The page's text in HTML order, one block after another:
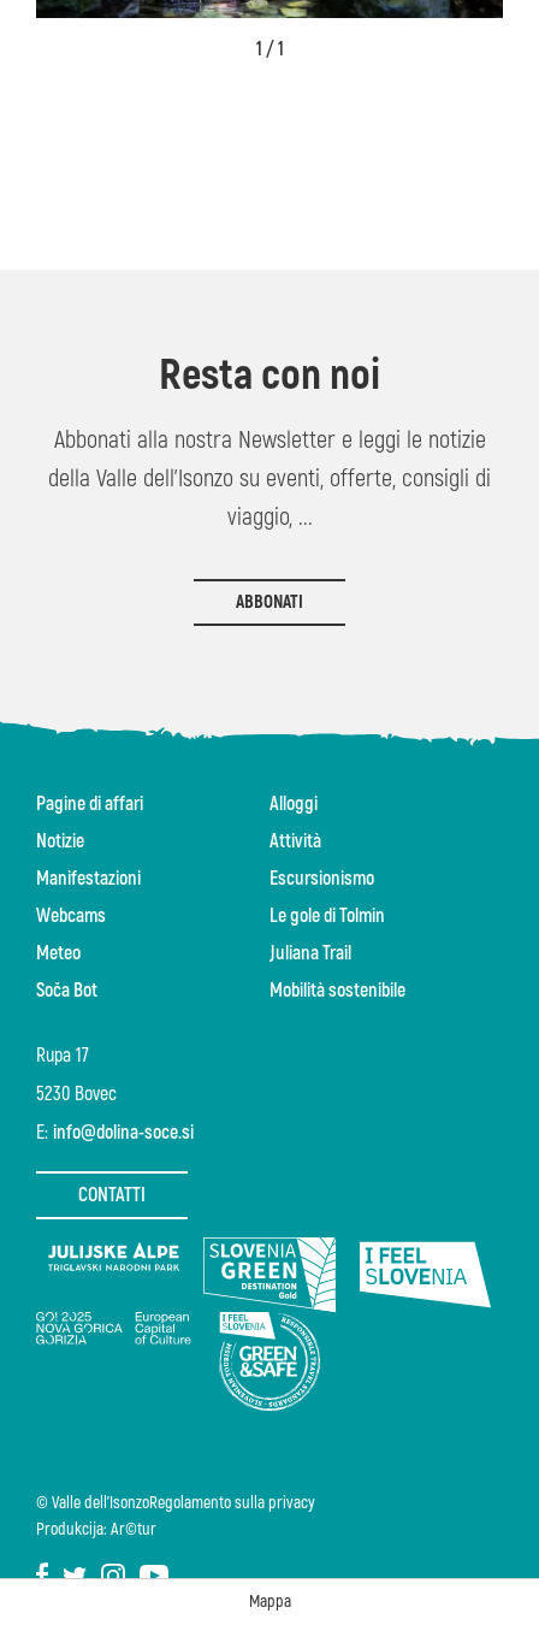
Mappa
1 / 1
Resta con noi
Abbonati alla nostra Newsletter e leggi le notizie
della Valle dell'Isonzo su eventi, offerte, consigli di
viaggio, ...
ABBONATI
Rupa 17
5230 Bovec
E: info@dolina-soce.si
CONTATTI
Pagine di affari
Notizie
Manifestazioni
Webcams
Meteo
Soča Bot
Alloggi
Attività
Escursionismo
Le gole di Tolmin
Juliana Trail
Mobilità sostenibile
© Valle dell'IsonzoRegolamento sulla privacy
Produkcija: Ar©tur